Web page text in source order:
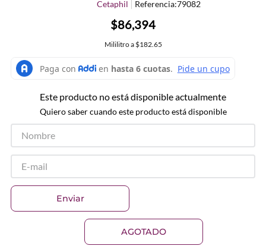
Cetaphil Referencia:79082
$86,394
Mililitroa $182.65
Este producto no está disponible actualmente
Quiero saber cuando este producto está disponible
Enviar
AGOTADO